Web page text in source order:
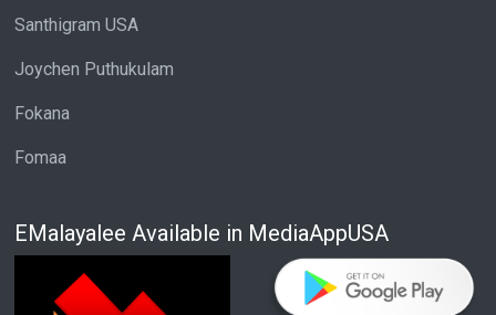
Santhigram USA
Joychen Puthukulam
Fokana
Fomaa
EMalayalee Available in MediaAppUSA